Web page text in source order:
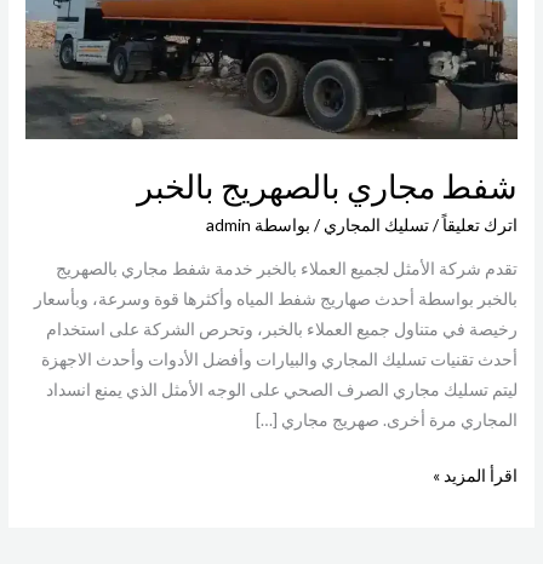
شفط مجاري بالصهريج بالخبر
اترك تعليقاً/تسليك المجاري / بواسطة admin
تقدم شركة الأمثل لجميع العملاء بالخبر خدمة شفط مجاري بالصهريج
بالخبر بواسطة أحدث صهاريج شفط المياه وأكثرها قوة وسرعة، وبأسعار
رخيصة في متناول جميع العملاء بالخبر، وتحرص الشركة على استخدام
أحدث تقنيات تسليك المجاري والبيارات وأفضل الأدوات وأحدث الاجهزة
ليتم تسليك مجاري الصرف الصحي على الوجه الأمثل الذي يمنع انسداد
المجاري مرة أخرى. صهريج مجاري […]
اقرأ المزيد »